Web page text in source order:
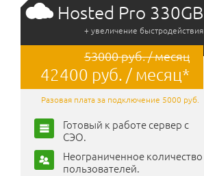
Hosted Pro 330GB
+ увеличение быстродействия
53000 руб. / месяц
42400 руб. / месяц*
Разовая плата за подключение 5000 руб.
Готовый к работе сервер с
СЭО.
Неограниченное количество
пользователей.